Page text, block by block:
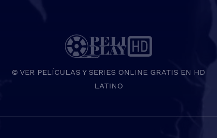
© VER PELÍCULAS Y SERIES ONLINE GRATIS EN HD
LATINO